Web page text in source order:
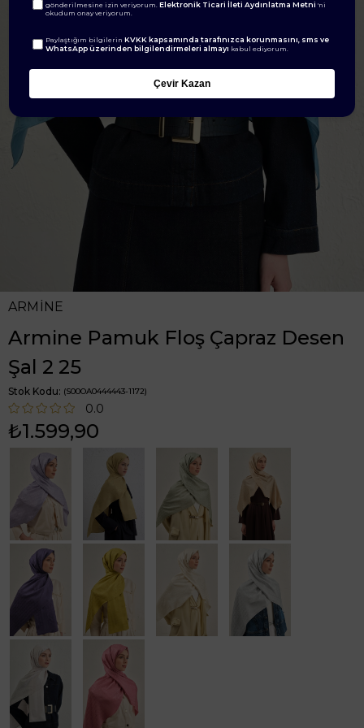
ARMİNE
Armine Pamuk Floş Çapraz Desen
Şal 2 25
Stok Kodu (S00OA0444443-1172)
0.0
₺1.599,90
gönderilmesine izin veriyorum.Elektronik Ticari İleti Aydınlatma Metni 'ni
okudum onay veriyorum.
Paylaştığım bilgilerinKVKK kapsamında tarafınızca korunmasını, sms ve
WhatsApp üzerinden bilgilendirmeleri almayı kabul ediyorum.
Çevir Kazan